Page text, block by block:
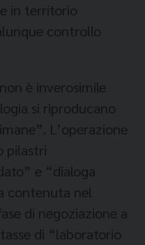
in territorio
controllo
è inverosimile
si riproducano
L’operazione
pilastri
e “dialoga
contenuta nel
di negoziazione a
di “laboratorio